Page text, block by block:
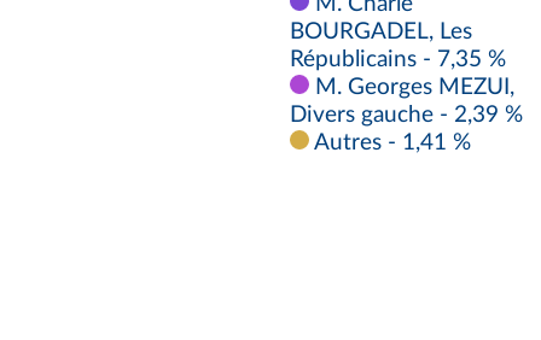
M. Charle
BOURGADEL, Les
Républicains - 7,35 %
M. Georges MEZUI,
Divers gauche - 2,39 %
Autres - 1,41 %